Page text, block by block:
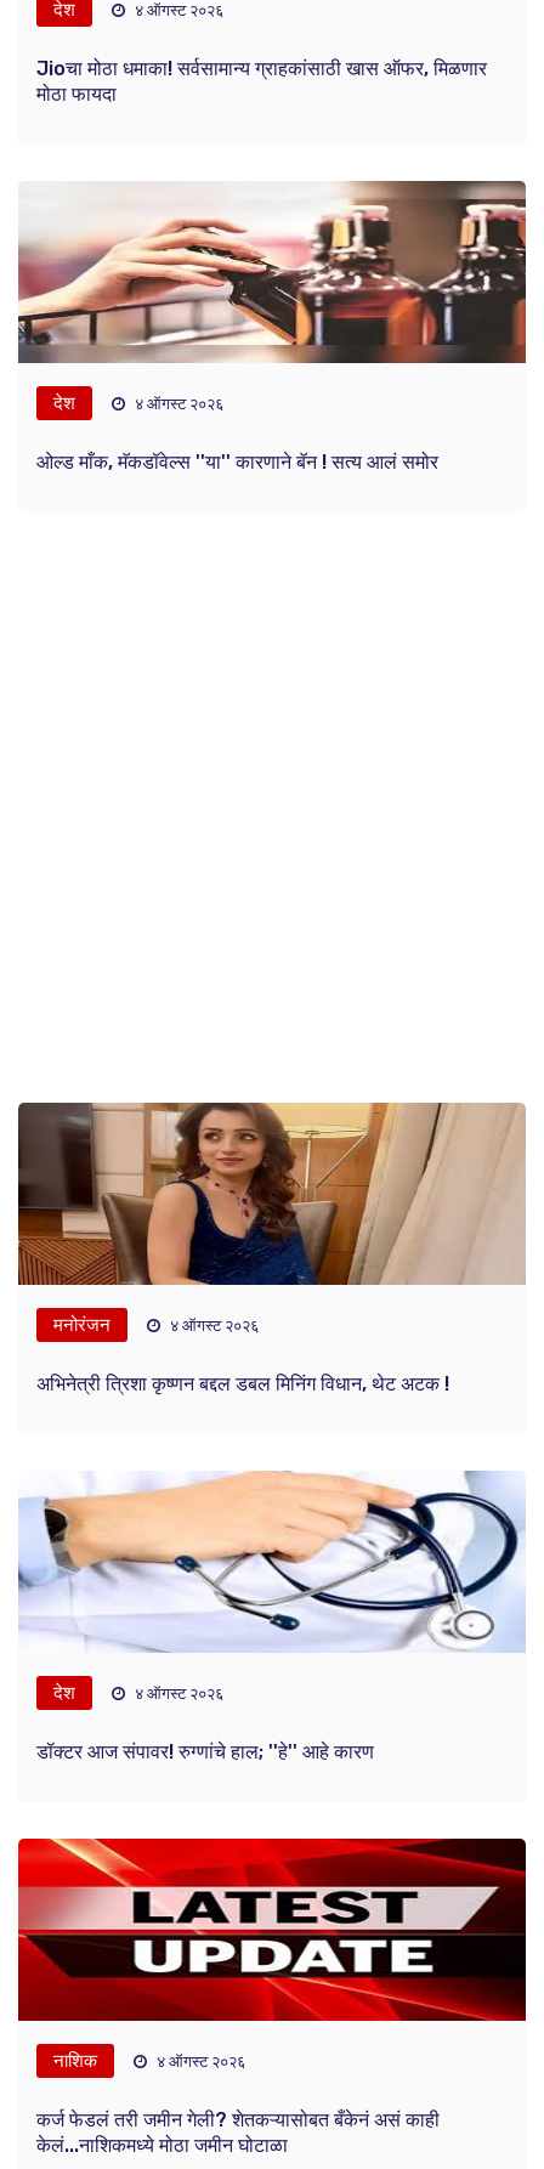
देश ४ ऑगस्ट २०२६
Jioचा मोठा धमाका! सर्वसामान्य ग्राहकांसाठी खास ऑफर, मिळणार
मोठा फायदा
देश ४ ऑगस्ट २०२६
ओल्ड माँक, मॅकडॉवेल्स ''या'' कारणाने बॅन ! सत्य आलं समोर
मनोरंजन ४ ऑगस्ट २०२६
अभिनेत्री त्रिशा कृष्णन बद्दल डबल मिनिंग विधान, थेट अटक !
देश ४ ऑगस्ट २०२६
डॉक्टर आज संपावर! रुग्णांचे हाल; ''हे'' आहे कारण
नाशिक ४ ऑगस्ट २०२६
कर्ज फेडलं तरी जमीन गेली? शेतकऱ्यासोबत बँकेनं असं काही
केलं...नाशिकमध्ये मोठा जमीन घोटाळा